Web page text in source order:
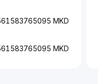
MKD
MKD